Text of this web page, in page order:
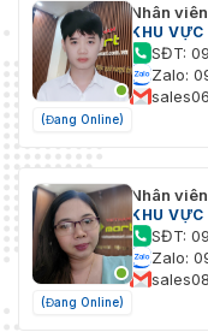
(Đang Online)
Nhân
KHU
SĐT:
Zalo:
(Đang Online)
Nhân
KHU
SĐT:
Zalo: